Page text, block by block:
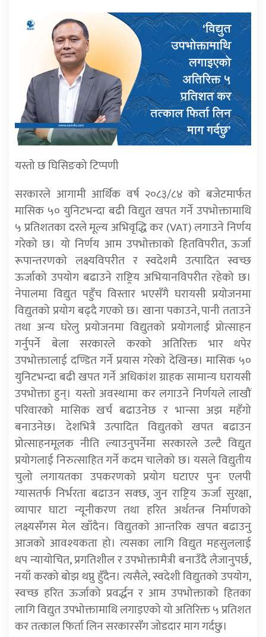
यस्तो छ घिसिङको टिप्पणी
सरकारले आगामी आर्थिक वर्ष २०८३/८४ को बजेटमार्फत
मासिक ५० युनिटभन्दा बढी विद्युत खपत गर्ने उपभोक्तामाथि
५ प्रतिशतका दरले मूल्य अभिवृद्धि कर (VAT) लगाउने निर्णय
गरेको छ। यो निर्णय आम उपभोक्ताको हितविपरीत, ऊर्जा
रूपान्तरणको लक्ष्यविपरीत र स्वदेशमै उत्पादित स्वच्छ
ऊर्जाको उपयोग बढाउने राष्ट्रिय अभियानविपरीत रहेको छ।
नेपालमा विद्युत पहुँच विस्तार भएसँगै घरायसी प्रयोजनमा
विद्युतको प्रयोग बढ्दै गएको छ। खाना पकाउने, पानी तताउने
तथा अन्य घरेलु प्रयोजनमा विद्युतको प्रयोगलाई प्रोत्साहन
गर्नुपर्ने बेला सरकारले करको अतिरिक्त भार थपेर
उपभोक्तालाई दण्डित गर्ने प्रयास गरेको देखिन्छ। मासिक ५०
युनिटभन्दा बढी खपत गर्ने अधिकांश ग्राहक सामान्य घरायसी
उपभोक्ता हुन्। यस्तो अवस्थामा कर लगाउने निर्णयले लाखौं
परिवारको मासिक खर्च बढाउनेछ र भान्सा अझ महँगो
बनाउनेछ। देशभित्रै उत्पादित विद्युतको खपत बढाउन
प्रोत्साहनमूलक नीति ल्याउनुपर्नेमा सरकारले उल्टै विद्युत
प्रयोगलाई निरुत्साहित गर्ने कदम चालेको छ। यसले विद्युतीय
चुलो लगायतका उपकरणको प्रयोग घटाएर पुनः एलपी
ग्यासतर्फ निर्भरता बढाउन सक्छ, जुन राष्ट्रिय ऊर्जा सुरक्षा,
व्यापार घाटा न्यूनीकरण तथा हरित अर्थतन्त्र निर्माणको
लक्ष्यसँगस मेल खाँदैन। विद्युतको आन्तरिक खपत बढाउनु
आजको आवश्यकता हो। त्यसका लागि विद्युत महसुललाई
थप न्यायोचित, प्रगतिशील र उपभोक्तामैत्री बनाउँदै लैजानुपर्छ,
नयाँ करको बोझ थप्नु हुँदैन। त्यसैले, स्वदेशी विद्युतको उपयोग,
स्वच्छ हरित ऊर्जाको प्रवर्द्धन र आम उपभोक्ताको हितका
लागि विद्युत उपभोक्तामाथि लगाइएको यो अतिरिक्त ५ प्रतिशत
कर तत्काल फिर्ता लिन सरकारसँग जोडदार माग गर्दछु।